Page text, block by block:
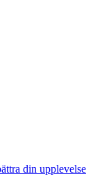
din upplevelse